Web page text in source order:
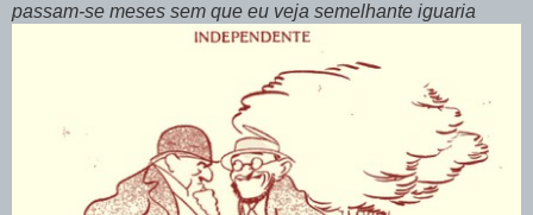
passam-se meses sem que eu veja semelhante iguaria